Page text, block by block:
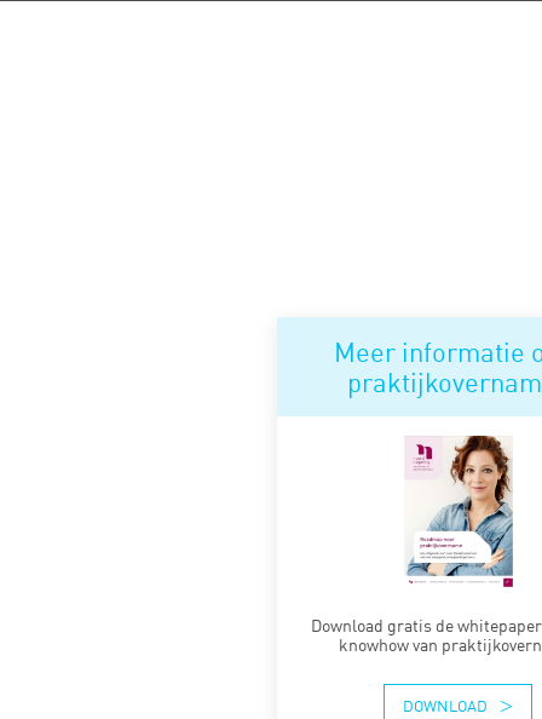
Meer informatie
Download gratis de
knowhow van
DOWNLOAD